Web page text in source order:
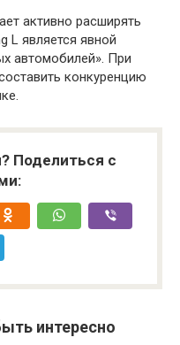
активно расширять
L является явной
автомобилей». При
конкуренцию
Поделиться с
интересно